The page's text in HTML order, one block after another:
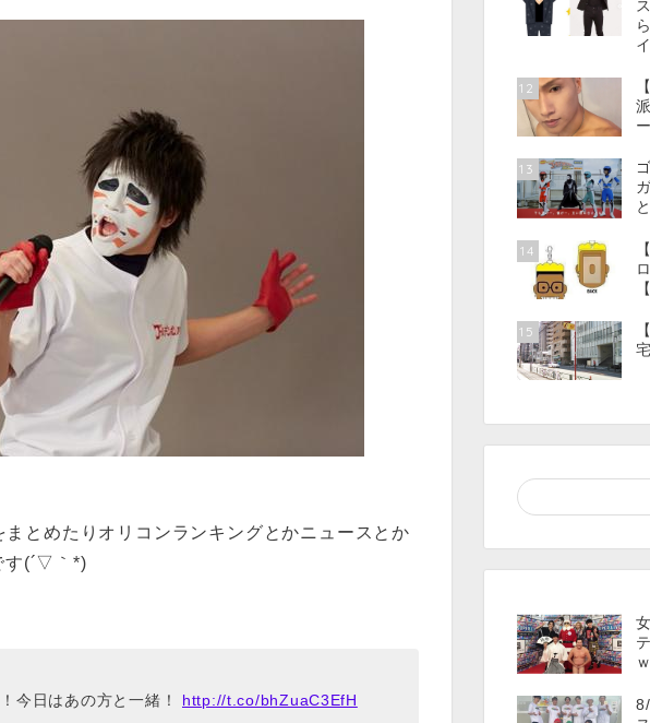
とめたりオリコンランキングとかニュースとか
す(´▽｀*)
今日はあの方と一緒！ http://t.co/bhZuaC3EfH
12
13
14
15